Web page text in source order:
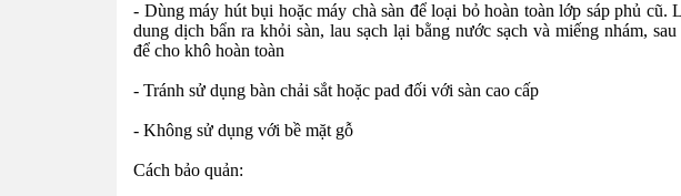
- Dùng máy hút bụi hoặc máy chà sàn để loại bỏ hoàn toàn lớp sáp phủ cũ.
dung dịch bẩn ra khỏi sàn, lau sạch lại bằng nước sạch và miếng nhám, sau
để cho khô hoàn toàn
- Tránh sử dụng bàn chải sắt hoặc pad đối với sàn cao cấp
- Không sử dụng với bề mặt gỗ
Cách bảo quản: